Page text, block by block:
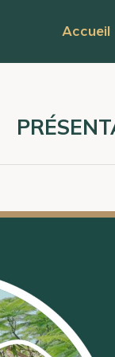
Accueil